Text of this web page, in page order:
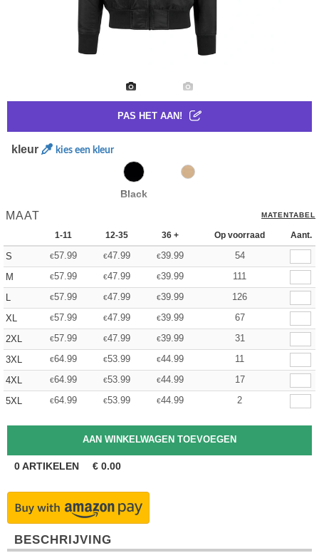
PAS HET AAN!
kleur kies een kleur
Black
MAAT MATENTABEL
1-11 12-35 36 + Op voorraad Aant.
S €57.99 €47.99 €39.99
54
M
€57.99 €47.99 €39.99
111
L
€57.99 €47.99 €39.99
126
XL
€57.99 €47.99 €39.99
67
2XL
€57.99 €47.99 €39.99
31
3XL
€64.99 €53.99 €44.99
11
4XL
€64.99 €53.99 €44.99
17
5XL
€64.99 €53.99 €44.99 2
0ARTIKELEN € 0.00
BESCHRIJVING